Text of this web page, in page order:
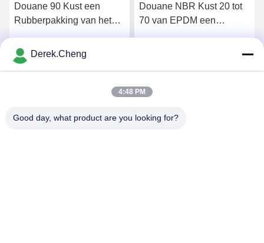
Douane 90 Kust een
Rubberpakking van het
Silicone
Douane NBR Kust 20 tot
70 van EPDM een
Derek.Cheng
4:48 PM
Good day, what product are you looking for?